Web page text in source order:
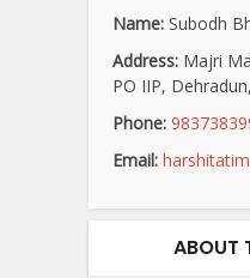
Name: Subodh
Address: Majri
PO IIP,
Phone:
Email:
ABOUT